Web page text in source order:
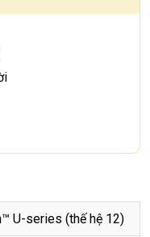
U-series (thế hệ 12)